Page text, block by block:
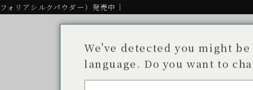
ォリアシルクパウダー）発売中｜
We've detected you might
language. Do you want to